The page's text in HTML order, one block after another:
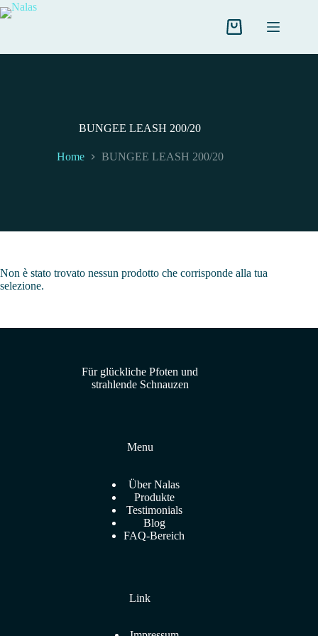
Salta
al
Carrello
BUNGEE LEASH 200/20
Home BUNGEE LEASH 200/20
Non è stato trovato nessun prodotto che corrisponde alla tua
selezione.
Für glückliche Pfoten und
strahlende Schnauzen
Menu
Über Nalas
Produkte
Testimonials
Blog
FAQ-Bereich
Link